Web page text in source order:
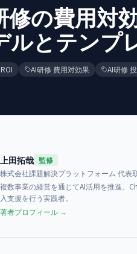
修の費用対
ルとテンプ
AI研修 費用対効果 AI研修
上田拓哉 監修
株式会社課題解決プラットフォーム 代表
複数事業の経営を通じてAI活用を推進。
入支援を行う実践者。
著者プロフィール →